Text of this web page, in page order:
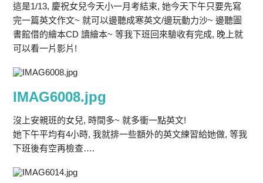
這是1/13, 慶祝女兒今天小一月考結束, 她今天下午只要先寫
完一篇英文作文~ 就可以邊聽成寒英文/邊玩動力沙~ 邊聽圖
書館借的繪本CD 讀繪本~ 等我下班回來驗收有完成, 晚上就
可以看一片影片!
IMAG6008.jpg
沒上安親班的女兒, 時間多~ 就多衝一點英文!
她下午平均有4小時, 我就排一些額外的英文練習給她做, 等我
下班後有空再檢查….